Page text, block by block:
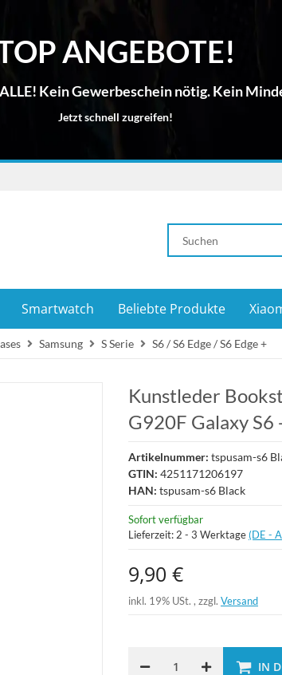
ANGEBOTE!
Kein Gewerbeschein nötig. Kein
Jetzt schnell zugreifen!
Smartwatch Beliebte Produkte
Samsung S Serie S6 / S6 Edge / S6 Edge +
Kunstleder
G920F Galaxy S6
Artikelnummer: tspusam-s6
GTIN: 4251171206197
HAN: tspusam-s6 Black
Sofort verfügbar
Lieferzeit: 2 - 3 Werktage (DE -
9,90 €
inkl. 19% USt. , zzgl. Versand
IN